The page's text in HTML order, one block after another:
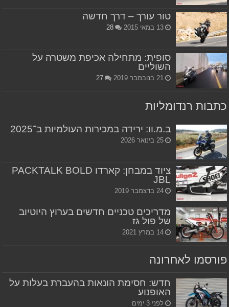
טור עורך – דרך חדשה
13 במאי 2015 28
סופית: מתחילה אכיפת משטרה על
השוליים
21 בנובמבר 2019 27
כתבות רנדומליות
ב.מ.וו: ירידה במכירות העולמיות ב־2025
25 בינואר 2026
ציוד במבחן: קארדו PACKTALK BOLD
JBL
24 בדצמבר 2019
מדריכים טכניים חדשים בערוץ היוטיוב
של פול גז
14 במרץ 2021
פורסמו לאחרונה
חדש: חסימת הונאות בהעברת בעלות על
האופנוע
לפני 3 ימים